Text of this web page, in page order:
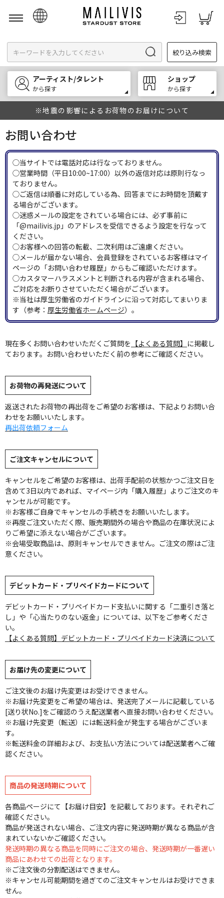
English
한국어
中文
絞り込み検索
アーティスト/タレント
から探す
ショップ
から探す
※地震の影響によるお荷物のお届けについて
お問い合わせ
◯当サイトでは電話対応は行なっておりません。
◯営業時間（平日10:00~17:00）以外の返信対応は原則行なっ
ておりません。
◯ご返信は順番に対応している為、回答までにお時間を頂戴す
る場合がございます。
◯迷惑メールの設定をされている場合には、必ず事前に
「@mailivis.jp」のアドレスを受信できるよう設定を行なって
ください。
◯お客様への回答の転載、二次利用はご遠慮ください。
◯メールが届かない場合、会員登録をされているお客様はマイ
ページの「お問い合わせ履歴」からもご確認いただけます。
◯カスタマーハラスメントと判断される内容が含まれる場合、
ご対応をお断りさせていただく場合がございます。
※当社は厚生労働省のガイドラインに沿って対応してまいりま
す（参考： 厚生労働省ホームページ）。
現在多くお問い合わせいただくご質問を 【よくある質問】 に掲載し
ております。お問い合わせいただく前の参考にご確認ください。
お荷物の再発送について
返送されたお荷物の再出荷をご希望のお客様は、下記よりお問い合
わせをお願いいたします。
再出荷依頼フォーム
ご注文キャンセルについて
キャンセルをご希望のお客様は、出荷手配前の状態かつご注文日を
含めて3日以内であれば、マイページ内「購入履歴」よりご注文のキ
ャンセルが可能です。
※お客様ご自身でキャンセルの手続きをお願いいたします。
※再度ご注文いただく際、販売期間外の場合や商品の在庫状況によ
りご希望に添えない場合がございます。
※会場受取商品は、原則キャンセルできません。ご注文の際はご注
意ください。
デビットカード・プリペイドカードについて
デビットカード・プリペイドカード支払いに関する「二重引き落と
し」や「心当たりのない返金」については、以下をご参考くださ
い。
【よくある質問】デビットカード・プリペイドカード決済について
お届け先の変更について
ご注文後のお届け先変更はお受けできません。
※お届け先変更をご希望の場合は、発送完了メールに記載している
[送り状No.]をご確認のうえ配送業者へ直接お問い合わせください。
※お届け先変更（転送）には転送料金が発生する場合がございま
す。
※転送料金の詳細および、お支払い方法については配送業者へご確
認ください。
商品の発送時期について
各商品ページにて【お届け目安】を記載しております。それぞれご
確認ください。
商品が発送されない場合、ご注文内容に発送時期が異なる商品が含
まれていないかご確認ください。
発送時期の異なる商品を同時にご注文の場合、発送時期が一番遅い
商品にあわせての出荷となります。
※ご注文後の分割配送はできません。
※キャンセル可能期間を過ぎてのご注文キャンセルはお受けできま
せん。